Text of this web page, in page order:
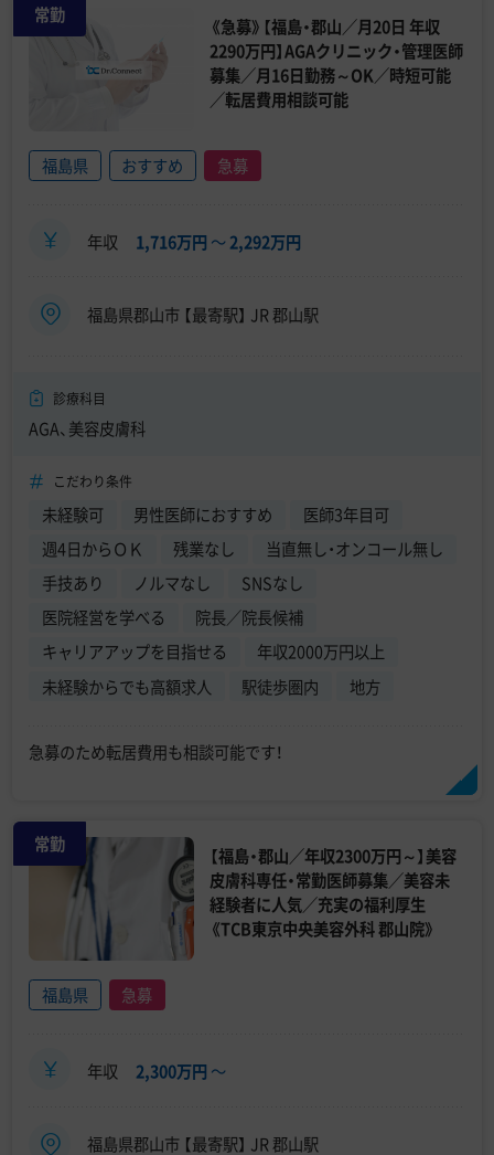
常勤
《急募》【福島・郡山／月20日 年収
2290万円】AGAクリニック・管理医師
募集／月16日勤務～OK／時短可能
／転居費用相談可能
福島県 おすすめ 急募
年収 1,716万円 〜2,292万円
福島県郡山市 【最寄駅】 JR 郡山駅
診療科目
AGA、美容皮膚科
こだわり条件
未経験可 男性医師におすすめ
医師3年目可
週4日からＯＫ
残業なし
当直無し・オンコール無し
手技あり
ノルマなし
SNSなし
医院経営を学べる
院長／院長候補
キャリアアップを目指せる
年収2000万円以上
未経験からでも高額求人
駅徒歩圏内 地方
急募のため転居費用も相談可能です！
常勤
【福島・郡山／年収2300万円～】美容
皮膚科専任・常勤医師募集／美容未
経験者に人気／充実の福利厚生
《TCB東京中央美容外科 郡山院》
福島県 急募
年収 2,300万円 〜
福島県郡山市 【最寄駅】 JR 郡山駅